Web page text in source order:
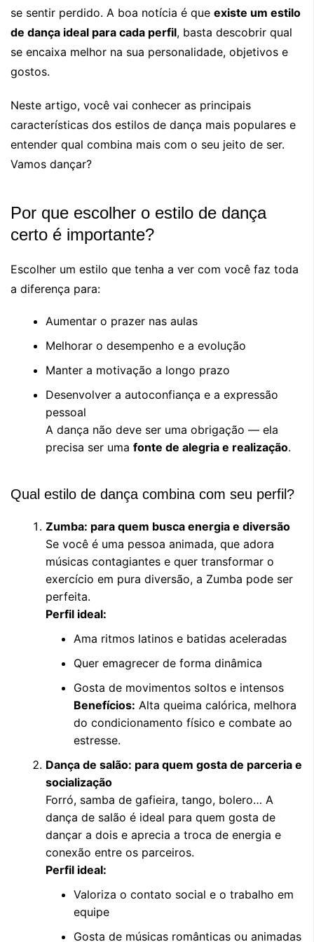
se sentir perdido. A boa notícia é que existe um estilo
de dança ideal para cada perfil, basta descobrir qual
se encaixa melhor na sua personalidade, objetivos e
gostos.
Neste artigo, você vai conhecer as principais
características dos estilos de dança mais populares e
entender qual combina mais com o seu jeito de ser.
Vamos dançar?
Por que escolher o estilo de dança
certo é importante?
Escolher um estilo que tenha a ver com você faz toda
a diferença para:
Aumentar o prazer nas aulas
Melhorar o desempenho e a evolução
Manter a motivação a longo prazo
Desenvolver a autoconfiança e a expressão
pessoal
A dança não deve ser uma obrigação — ela
precisa ser uma fonte de alegria e realização.
Qual estilo de dança combina com seu perfil?
Zumba: para quem busca energia e diversão
Se você é uma pessoa animada, que adora
músicas contagiantes e quer transformar o
exercício em pura diversão, a Zumba pode ser
perfeita.
Perfil ideal:
Ama ritmos latinos e batidas aceleradas
Quer emagrecer de forma dinâmica
Gosta de movimentos soltos e intensos
Benefícios: Alta queima calórica, melhora
do condicionamento físico e combate ao
estresse.
Dança de salão: para quem gosta de parceria e
socialização
Forró, samba de gafieira, tango, bolero… A
dança de salão é ideal para quem gosta de
dançar a dois e aprecia a troca de energia e
conexão entre os parceiros.
Perfil ideal:
Valoriza o contato social e o trabalho em
equipe
Gosta de músicas românticas ou animadas